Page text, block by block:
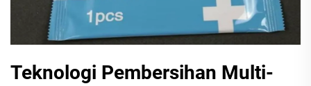
Teknologi Pembersihan Multi-